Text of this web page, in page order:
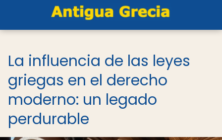
La influencia de las leyes
griegas en el derecho
moderno: un legado
perdurable